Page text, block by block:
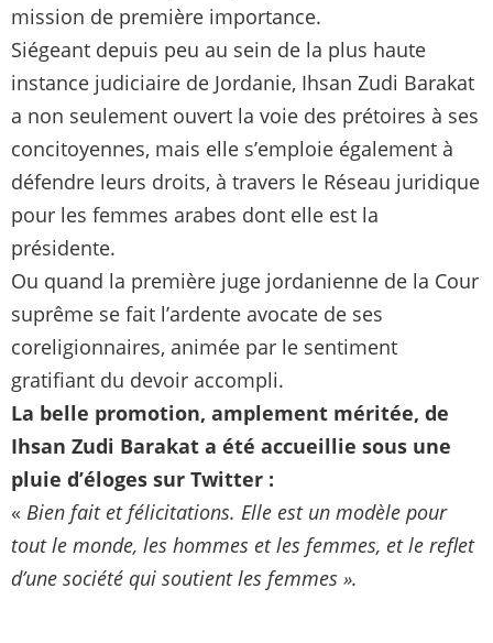
mission de première importance.
Siégeant depuis peu au sein de la plus haute
instance judiciaire de Jordanie, Ihsan Zudi Barakat
a non seulement ouvert la voie des prétoires à ses
concitoyennes, mais elle s’emploie également à
défendre leurs droits, à travers le Réseau juridique
pour les femmes arabes dont elle est la
présidente.
Ou quand la première juge jordanienne de la Cour
suprême se fait l’ardente avocate de ses
coreligionnaires, animée par le sentiment
gratifiant du devoir accompli.
La belle promotion, amplement méritée, de
Ihsan Zudi Barakat a été accueillie sous une
pluie d’éloges sur Twitter :
« Bien fait et félicitations. Elle est un modèle pour
tout le monde, les hommes et les femmes, et le reflet
d’une société qui soutient les femmes ».